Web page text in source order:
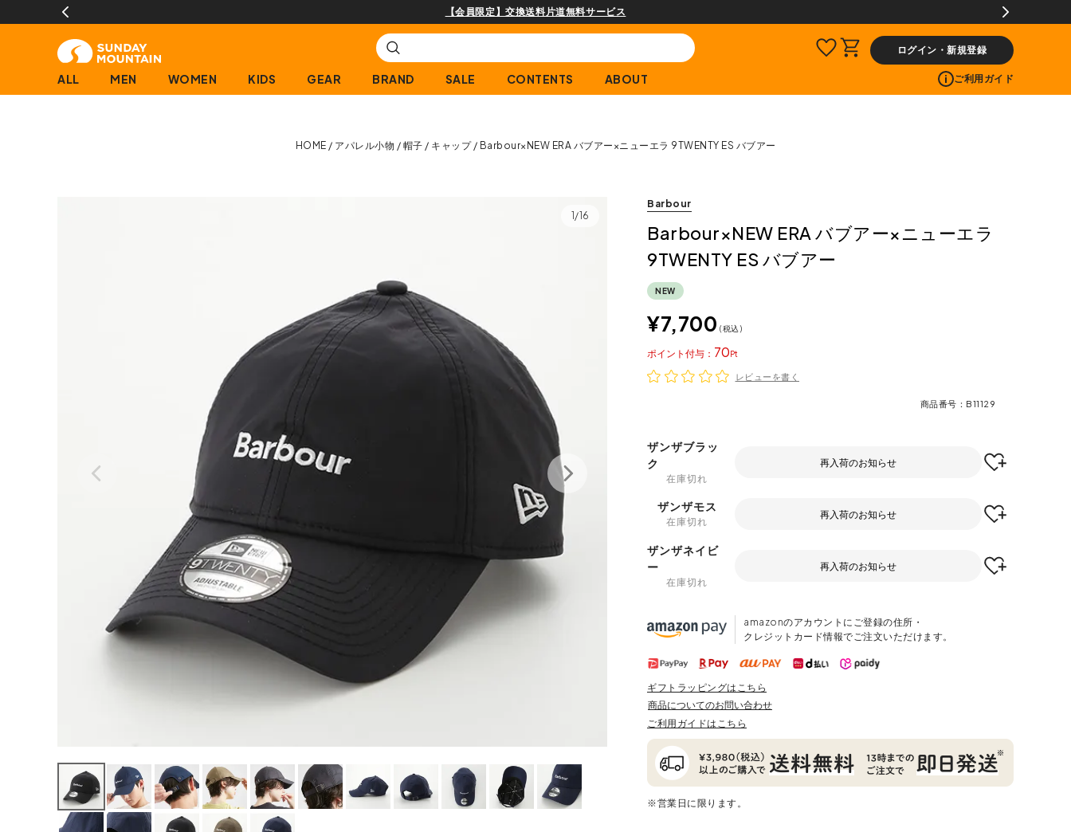
購入商品[¥2,000(税込)以上]のレビュー投稿で300ptプレゼント!
ログイン・新規登録
ALL MEN WOMEN KIDS GEAR BRAND SALE CONTENTS ABOUT ご利用ガイド
HOME アパレル小物 帽子 キャップ Barbour×NEW ERA バブアー×ニューエラ 9TWENTY ES バブアー
1/16
Barbour
Barbour×NEW ERA バブアー×ニューエラ
9TWENTY ES バブアー
NEW
¥7,700 税込
70
ポイント
レビューを書く
商品番号 B11129
ザンザブラッ
ク
在庫切れ
再入荷のお知らせ
ザンザモス
在庫切れ
再入荷のお知らせ
ザンザネイビ
ー
在庫切れ
再入荷のお知らせ
amazonのアカウントにご登録の住所・
クレジットカード情報でご注文いただけます。
ギフトラッピングはこちら
商品についてのお問い合わせ
ご利用ガイドはこちら
※営業日に限ります。